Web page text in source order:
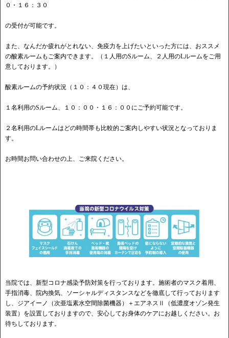
０・１６：３０
の受付が可能です。
また、なんだか疲れがとれない、免疫力を上げたいといった方には、おススメ
の酸素ルームもご案内できます。（１人用のSルーム、２人用のLルームをご用
意しております。）
酸素ルームの予約状況（１０：４０現在）は、
１名利用のSルーム、１０：００・１６：００にご予約可能です。
２名利用のLルームはどの時間帯も比較的ご案内しやすい状況となっておりま
す。
お時間お問い合わせの上、ご来院ください。
当院では、新型コロナ感染予防対策を行っております。施術者のマスク着用、
手指消毒、院内換気、ソーシャルディスタンスなどを徹底して行っております
し、ジアイーノ（次亜塩素水空間除菌機器）＋エアネスⅡ（低濃度オゾン発生
装置）を設置しておりますので、安心してお身体のケアにお越しください。お
待ちしております。